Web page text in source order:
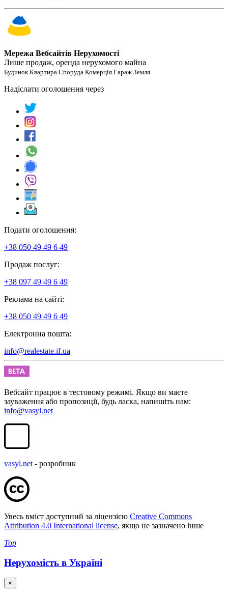
Мережа Вебсайтів Нерухомості
Лише продаж, оренда нерухомого майна
Будинок Квартира Споруда Комерція Гараж Земля
Надіслати оголошення через
Подати оголошення:
+38 050 49 49 6 49
Продаж послуг:
+38 097 49 49 6 49
Реклама на сайті:
+38 050 49 49 6 49
Електронна пошта:
info@realestate.if.ua
Вебсайт працює в тестовому режимі. Якщо ви маєте
зауваження або пропозиції, будь ласка, напишіть нам:
info@vasyl.net
vasyl.net - розробник
Увесь вміст доступний за ліцензією Creative Commons
Attribution 4.0 International license, якщо не зазначено інше
Top
Нерухомість в Україні
×